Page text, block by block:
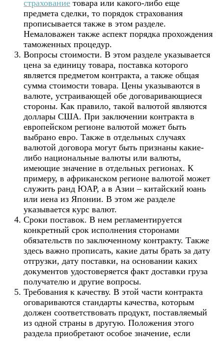
страхование товара или какого-либо еще
предмета сделки, то порядок страхования
прописывается также в этом разделе.
Немаловажен также аспект порядка прохождения
таможенных процедур.
Вопросы стоимости. В этом разделе указывается
цена за единицу товара, поставка которого
является предметом контракта, а также общая
сумма стоимости товара. Цены указываются в
валюте, устраивающей обе договаривающиеся
стороны. Как правило, такой валютой являются
доллары США. При заключении контракта в
европейском регионе валютой может быть
выбрано евро. Также в отдельных случаях
валютой договора могут быть признаны какие-
либо национальные валюты или валюты,
имеющие значение в отдельных регионах. К
примеру, в африканском регионе валютой может
служить ранд ЮАР, а в Азии – китайский юань
или иена из Японии. В этом же разделе
указывается курс валют.
Сроки поставок. В нем регламентируется
конкретный срок исполнения сторонами
обязательств по заключенному контракту. Также
здесь важно прописать, какие даты брать за дату
отгрузки, дату поставки, на основании каких
документов удостоверяется факт доставки груза
получателю и другие вопросы.
Требования к качеству. В этой части контракта
оговариваются стандарты качества, которым
должен соответствовать продукт, поставляемый
из одной страны в другую. Положения этого
раздела приобретают особое значение, если